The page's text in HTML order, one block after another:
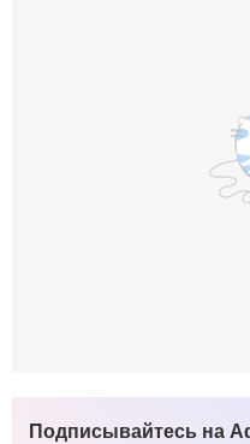
Подписывайтесь на